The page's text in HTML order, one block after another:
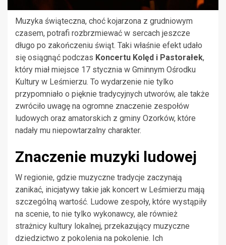
Muzyka świąteczna, choć kojarzona z grudniowym
czasem, potrafi rozbrzmiewać w sercach jeszcze
długo po zakończeniu świąt. Taki właśnie efekt udało
się osiągnąć podczas Koncertu Kolęd i Pastorałek,
który miał miejsce 17 stycznia w Gminnym Ośrodku
Kultury w Leśmierzu. To wydarzenie nie tylko
przypomniało o pięknie tradycyjnych utworów, ale także
zwróciło uwagę na ogromne znaczenie zespołów
ludowych oraz amatorskich z gminy Ozorków, które
nadały mu niepowtarzalny charakter.
Znaczenie muzyki ludowej
W regionie, gdzie muzyczne tradycje zaczynają
zanikać, inicjatywy takie jak koncert w Leśmierzu mają
szczególną wartość. Ludowe zespoły, które wystąpiły
na scenie, to nie tylko wykonawcy, ale również
strażnicy kultury lokalnej, przekazujący muzyczne
dziedzictwo z pokolenia na pokolenie. Ich